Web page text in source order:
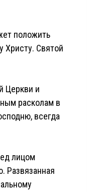
положить
Христу. Святой
Церкви и
расколам в
всегда
лицом
Развязанная